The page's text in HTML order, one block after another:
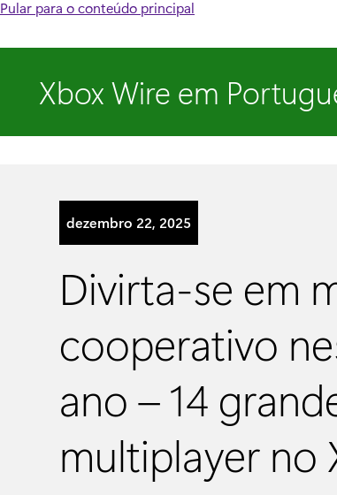
Pular para o conteúdo principal
Xbox Wire em
dezembro 22, 2025
Divirta-se em
cooperativo
ano – 14
multiplayer no